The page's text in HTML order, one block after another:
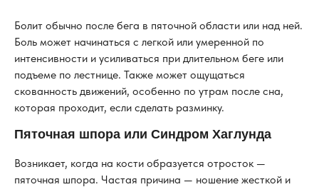
Болит обычно после бега в пяточной области или над ней.
Боль может начинаться с легкой или умеренной по
интенсивности и усиливаться при длительном беге или
подъеме по лестнице. Также может ощущаться
скованность движений, особенно по утрам после сна,
которая проходит, если сделать разминку.
Пяточная шпора или Синдром Хаглунда
Возникает, когда на кости образуется отросток —
пяточная шпора. Частая причина — ношение жесткой и